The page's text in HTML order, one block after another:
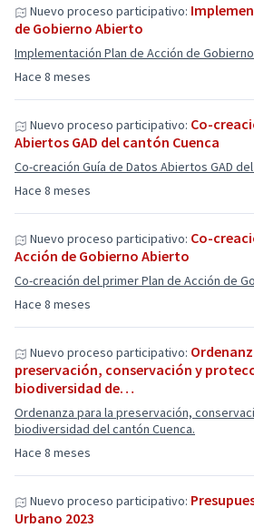
Hace 8 meses
Nuevo proceso participativo:
de Gobierno Abierto
Implementación Plan de Acción de
Hace 8 meses
Nuevo proceso participativo: Co-
Abiertos GAD del cantón Cuenca
Co-creación Guía de Datos Abiertos GAD
Hace 8 meses
Nuevo proceso participativo: Co-
Acción de Gobierno Abierto
Co-creación del primer Plan de Acción de
Hace 8 meses
Nuevo proceso participativo:
preservación, conservación y
biodiversidad de…
Ordenanza para la preservación,
biodiversidad del cantón Cuenca.
Nuevo proceso participativo:
Urbano 2023